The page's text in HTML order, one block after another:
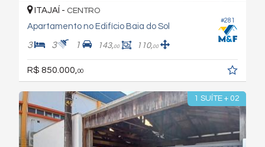
#281
ITAJAÍ - CENTRO
Apartamento no Edifício Baia do Sol
3 3 1 143,00 110,00
R$ 850.000,00
1 SUÍTE + 02